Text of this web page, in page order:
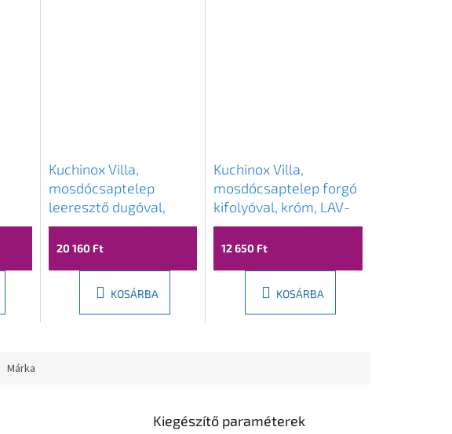
Kuchinox Villa,
mosdócsaptelep
leeresztő dugóval,
ClickClack típus, króm,
LAV-BVK_022D
20 160 Ft
KOSÁRBA
Kuchinox Villa,
mosdócsaptelep forgó
kifolyóval, króm, LAV-
BVK_026D
12 650 Ft
KOSÁRBA
Márka
Kiegészítő paraméterek